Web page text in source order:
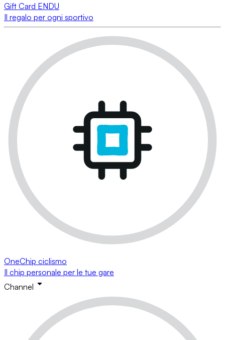
Gift Card ENDU
Il regalo per ogni sportivo
OneChip ciclismo
Il chip personale per le tue gare
Channel